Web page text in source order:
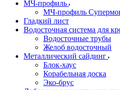
МЧ-профиль
МЧ-профиль
Гладкий лист
Водосточная система для
Водосточные трубы
Желоб водосточный
Металлический сайдинг
Блок-хаус
Корабельная доска
Эко-брус